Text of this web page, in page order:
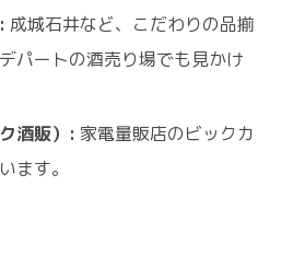
成城石井など、こだわりの品揃
パートの酒売り場でも見かけ
酒販）: 家電量販店のビックカ
ます。